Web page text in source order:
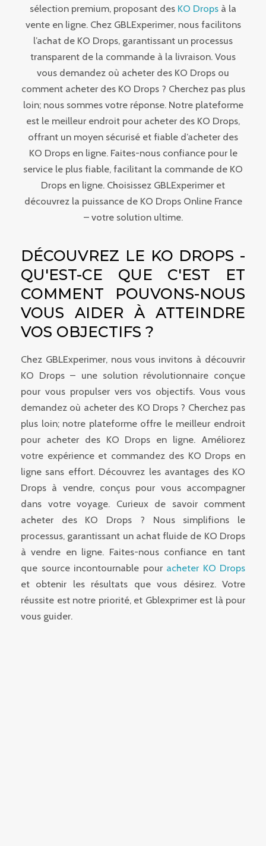
sélection premium, proposant des KO Drops à la
vente en ligne. Chez GBLExperimer, nous facilitons
l’achat de KO Drops, garantissant un processus
transparent de la commande à la livraison. Vous
vous demandez où acheter des KO Drops ou
comment acheter des KO Drops ? Cherchez pas plus
loin; nous sommes votre réponse. Notre plateforme
est le meilleur endroit pour acheter des KO Drops,
offrant un moyen sécurisé et fiable d’acheter des
KO Drops en ligne. Faites-nous confiance pour le
service le plus fiable, facilitant la commande de KO
Drops en ligne. Choisissez GBLExperimer et
découvrez la puissance de KO Drops Online France
– votre solution ultime.
DÉCOUVREZ LE KO DROPS -
QU'EST-CE QUE C'EST ET
COMMENT POUVONS-NOUS
VOUS AIDER À ATTEINDRE
VOS OBJECTIFS ?
Chez GBLExperimer, nous vous invitons à découvrir
KO Drops – une solution révolutionnaire conçue
pour vous propulser vers vos objectifs. Vous vous
demandez où acheter des KO Drops ? Cherchez pas
plus loin; notre plateforme offre le meilleur endroit
pour acheter des KO Drops en ligne. Améliorez
votre expérience et commandez des KO Drops en
ligne sans effort. Découvrez les avantages des KO
Drops à vendre, conçus pour vous accompagner
dans votre voyage. Curieux de savoir comment
acheter des KO Drops ? Nous simplifions le
processus, garantissant un achat fluide de KO Drops
à vendre en ligne. Faites-nous confiance en tant
que source incontournable pour acheter KO Drops
et obtenir les résultats que vous désirez. Votre
réussite est notre priorité, et Gblexprimer est là pour
vous guider.